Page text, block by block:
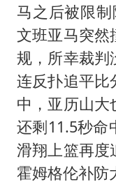
马之后被限
文班亚马突然
规，所幸裁判
连反扑追平比
中，亚历山大
还剩11.5秒命
滑翔上篮再度
霍姆格伦补防